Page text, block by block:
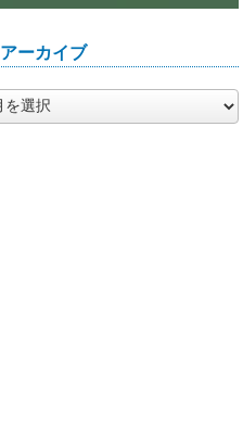
アーカイブ